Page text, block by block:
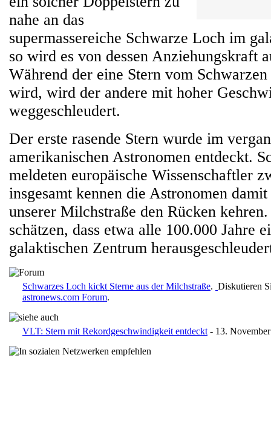
nahe an das
supermassereiche Schwarze Loch im
so wird es von dessen Anziehungskraft
Während der eine Stern vom
wird, wird der andere mit hoher
weggeschleudert.
Der erste rasende Stern wurde im
amerikanischen Astronomen entdeckt.
meldeten europäische Wissenschaftler
insgesamt kennen die Astronomen
unserer Milchstraße den Rücken
schätzen, dass etwa alle 100.000 Jahre
galaktischen Zentrum
Schwarzes Loch kickt Sterne aus der Milchstraße. Diskutieren
astronews.com Forum.
VLT: Stern mit Rekordgeschwindigkeit entdeckt - 13.